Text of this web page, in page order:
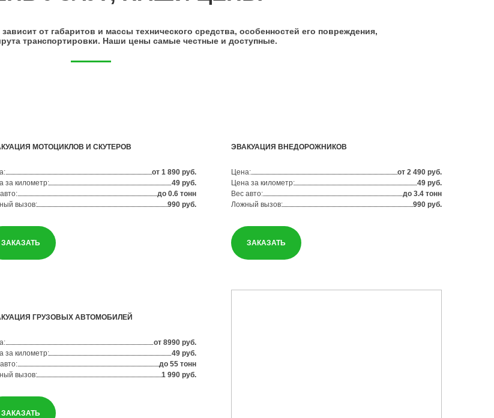
от габаритов и массы технического средства, особенностей его повреждения,
транспортировки. Наши цены самые честные и доступные.
МОТОЦИКЛОВ И СКУТЕРОВ
от 1 890 руб.
за километр:
49 руб.
до 0.6 тонн
вызов:
990 руб.
ЗАКАЗАТЬ
ЭВАКУАЦИЯ ВНЕДОРОЖНИКОВ
Цена:
от 2 490 руб.
Цена за километр:
49 руб.
Вес авто:
до 3.4 тонн
Ложный вызов:
990 руб.
ЗАКАЗАТЬ
ГРУЗОВЫХ АВТОМОБИЛЕЙ
от 8990 руб.
за километр:
49 руб.
до 55 тонн
вызов:
1 990 руб.
ЗАКАЗАТЬ